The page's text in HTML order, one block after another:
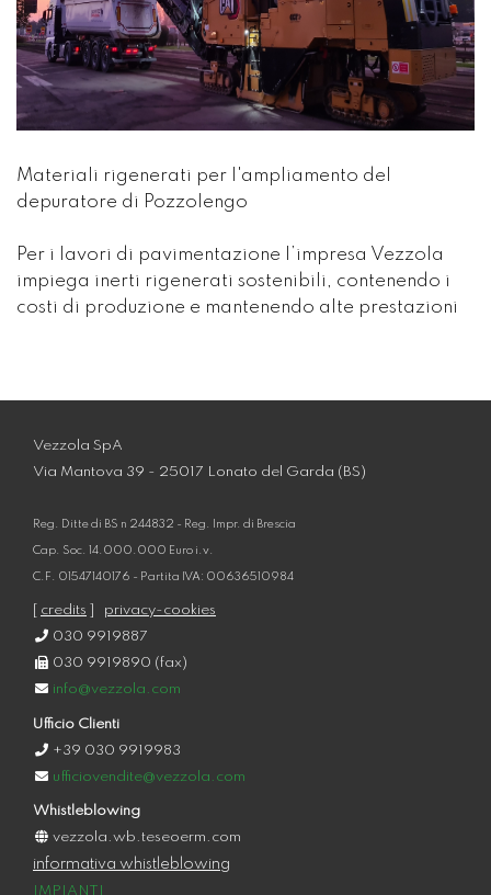
Materiali rigenerati per l'ampliamento del
depuratore di Pozzolengo
Per i lavori di pavimentazione l’impresa Vezzola
impiega inerti rigenerati sostenibili, contenendo i
costi di produzione e mantenendo alte prestazioni
Vezzola SpA
Via Mantova 39 - 25017 Lonato del Garda (BS)
Reg. Ditte di BS n 244832 - Reg. Impr. di Brescia
Cap. Soc. 14.000.000 Euro i.v.
C.F. 01547140176 - Partita IVA: 00636510984
credits
privacy-cookies
030 9919887
030 9919890 (fax)
info@vezzola.com
Ufficio Clienti
+39 030 9919983
ufficiovendite@vezzola.com
Whistleblowing
vezzola.wb.teseoerm.com
informativa whistleblowing
IMPIANTI